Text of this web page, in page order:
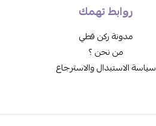
روابط تهمك
مدونة ركن قطي
من نحن ؟
سياسة الاستبدال والاسترجاع